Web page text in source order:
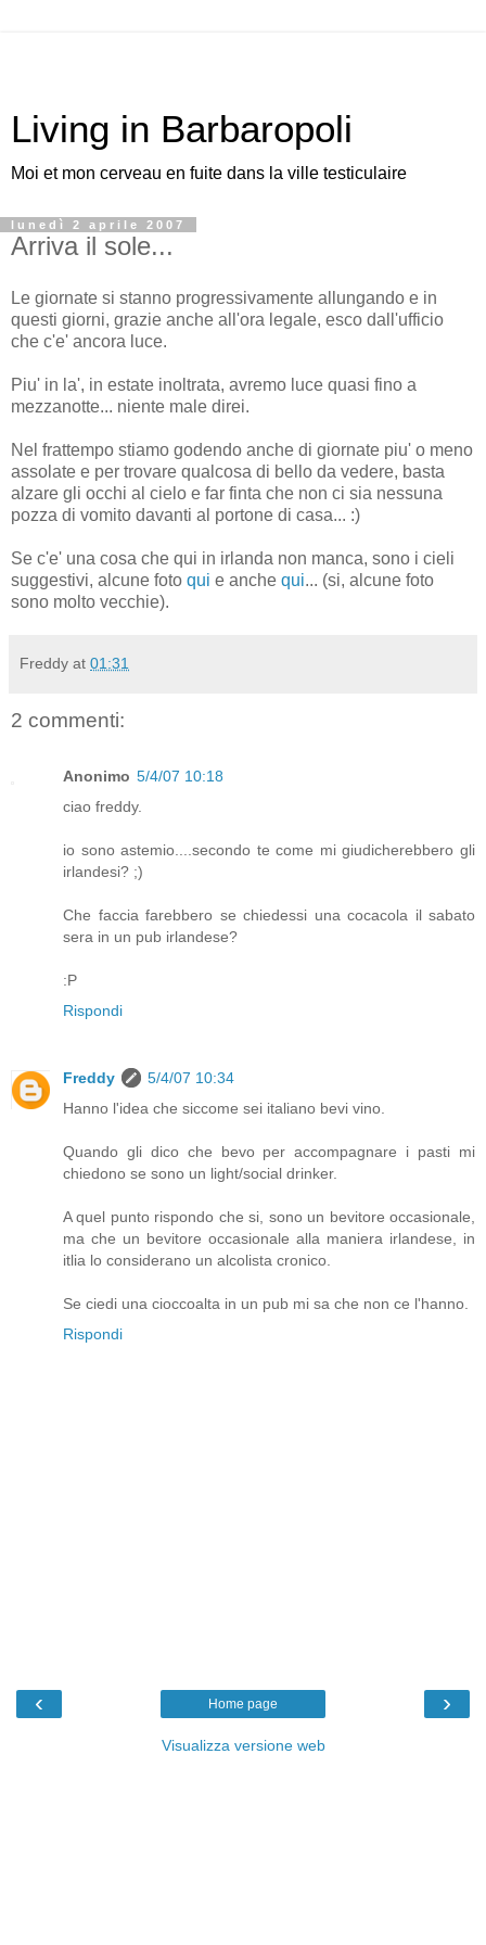
Living in Barbaropoli
Moi et mon cerveau en fuite dans la ville testiculaire
lunedì 2 aprile 2007
Arriva il sole...
Le giornate si stanno progressivamente allungando e in
questi giorni, grazie anche all'ora legale, esco dall'ufficio
che c'e' ancora luce.
Piu' in la', in estate inoltrata, avremo luce quasi fino a
mezzanotte... niente male direi.
Nel frattempo stiamo godendo anche di giornate piu' o meno
assolate e per trovare qualcosa di bello da vedere, basta
alzare gli occhi al cielo e far finta che non ci sia nessuna
pozza di vomito davanti al portone di casa... :)
Se c'e' una cosa che qui in irlanda non manca, sono i cieli
suggestivi, alcune foto qui e anche qui... (si, alcune foto
sono molto vecchie).
Freddy at 01:31
2 commenti:
Anonimo 5/4/07 10:18
ciao freddy.
io sono astemio....secondo te come mi giudicherebbero gli
irlandesi? ;)
Che faccia farebbero se chiedessi una cocacola il sabato
sera in un pub irlandese?
:P
Rispondi
Freddy
5/4/07 10:34
Hanno l'idea che siccome sei italiano bevi vino.
Quando gli dico che bevo per accompagnare i pasti mi
chiedono se sono un light/social drinker.
A quel punto rispondo che si, sono un bevitore occasionale,
ma che un bevitore occasionale alla maniera irlandese, in
itlia lo considerano un alcolista cronico.
Se ciedi una cioccoalta in un pub mi sa che non ce l'hanno.
Rispondi
‹ ›
Home page
Visualizza versione web